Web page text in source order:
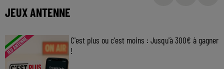
JEUX ANTENNE
C'est plus ou c'est moins : Jusqu'à 300€ à gagner
!